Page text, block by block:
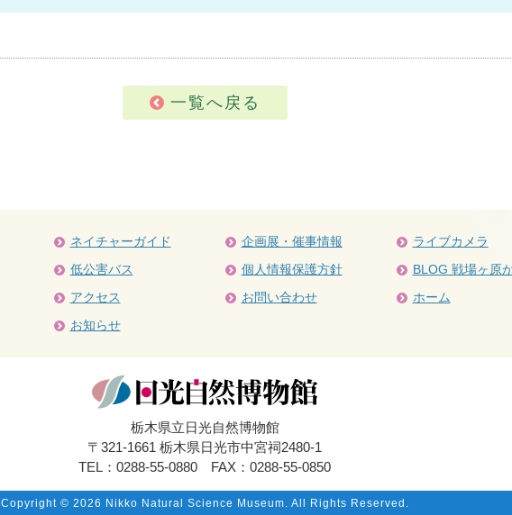
一覧へ戻る
ネイチャーガイド
低公害バス
アクセス
お知らせ
企画展・催事情報
個人情報保護方針
お問い合わせ
ライブカメラ
BLOG 戦場ヶ原
ホーム
栃木県立日光自然博物館
〒321-1661 栃木県日光市中宮祠2480-1
TEL：0288-55-0880 FAX：0288-55-0850
Copyright © 2026 Nikko Natural Science Museum. All Rights Reserved.